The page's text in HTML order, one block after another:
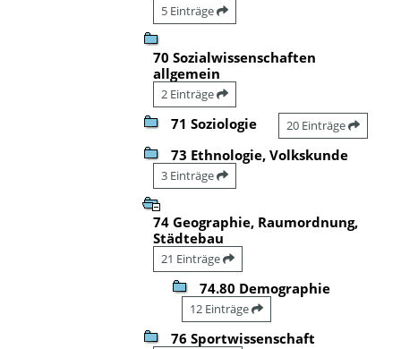
5 Einträge
70 Sozialwissenschaften
allgemein
2 Einträge
71 Soziologie 20 Einträge
73 Ethnologie, Volkskunde
3 Einträge
74 Geographie, Raumordnung,
Städtebau
21 Einträge
74.80 Demographie
12 Einträge
76 Sportwissenschaft